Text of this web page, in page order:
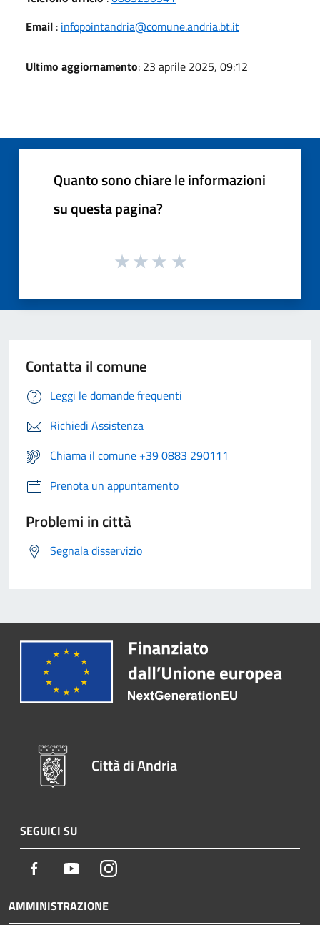
Email : infopointandria@comune.andria.bt.it
Ultimo aggiornamento: 23 aprile 2025, 09:12
Quanto sono chiare le informazioni
su questa pagina?
Contatta il comune
Leggi le domande frequenti
Richiedi Assistenza
Chiama il comune +39 0883 290111
Prenota un appuntamento
Problemi in città
Segnala disservizio
Città di Andria
SEGUICI SU
Facebook YoutubeInstagram
AMMINISTRAZIONE